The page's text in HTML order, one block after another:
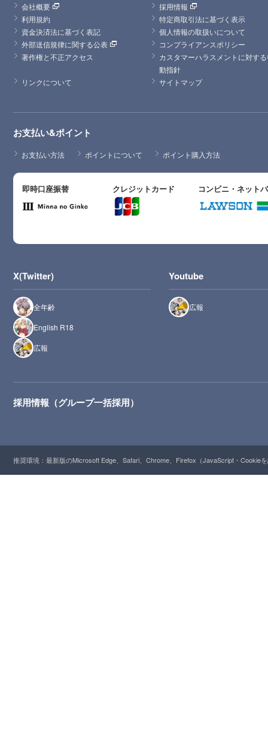
会社概要
採用情報
利用規約
特定商取引法に基づく表示
資金決済法に基づく表記
個人情報の取扱いについて
外部送信規律に関する公表
コンプライアンスポリシー
著作権と不正アクセス
カスタマーハラスメントに対す
動指針
リンクについて
サイトマップ
お支払い&ポイント
お支払い方法 ポイントについて ポイント購入方法
即時口座振替 クレジットカード コンビニ・ネット
X(Twitter)
全年齢
English R18
広報
Youtube
広報
採用情報（グループ一括採用）
推奨環境：最新版のMicrosoft Edge、Safari、Chrome、Firefox（JavaScript・Cookie